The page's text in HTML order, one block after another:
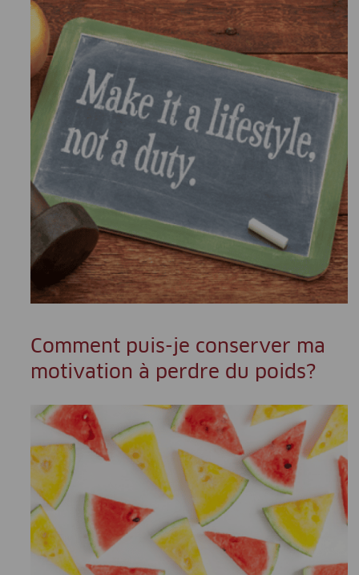
Comment puis-je conserver ma
motivation à perdre du poids?